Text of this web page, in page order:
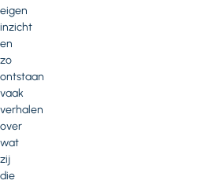
eigen
inzicht
en
zo
ontstaan
vaak
verhalen
over
wat
zij
die